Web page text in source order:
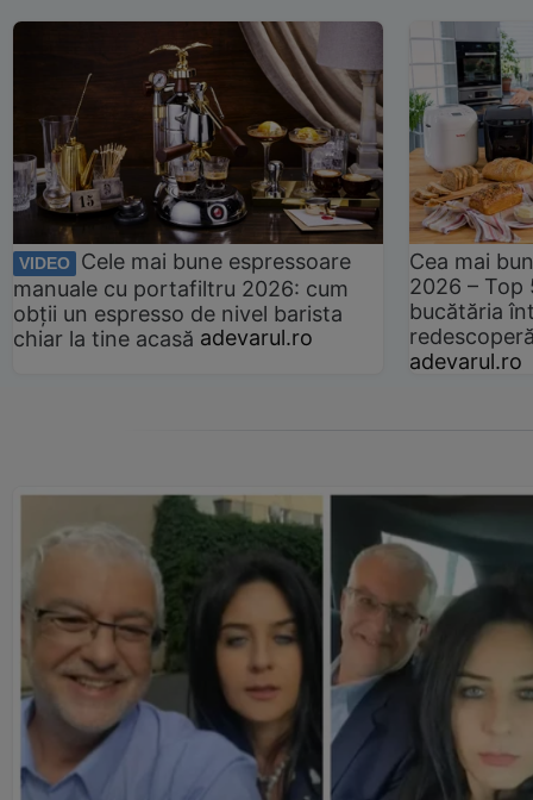
VIDEO
Cele mai bune espressoare
manuale cu portafiltru 2026: cum
obții un espresso de nivel barista
chiar la tine acasă adevarul.ro
Cea mai
2026 –
bucătăria
adevarul.ro